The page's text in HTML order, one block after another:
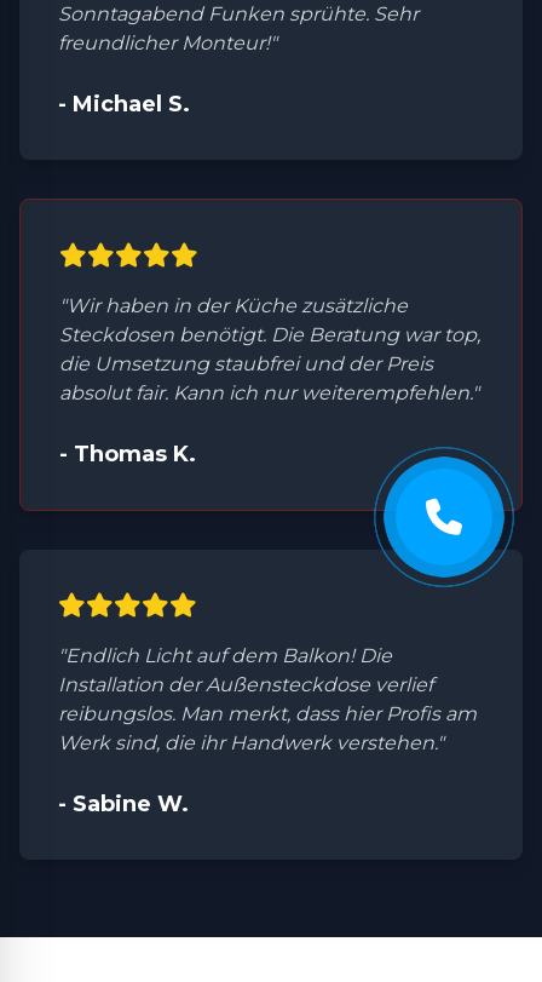
Sonntagabend Funken sprühte. Sehr
freundlicher Monteur!"
- Michael S.
"Wir haben in der Küche zusätzliche
Steckdosen benötigt. Die Beratung war top,
die Umsetzung staubfrei und der Preis
absolut fair. Kann ich nur weiterempfehlen."
- Thomas K.
"Endlich Licht auf dem Balkon! Die
Installation der Außensteckdose verlief
reibungslos. Man merkt, dass hier Profis am
Werk sind, die ihr Handwerk verstehen."
- Sabine W.